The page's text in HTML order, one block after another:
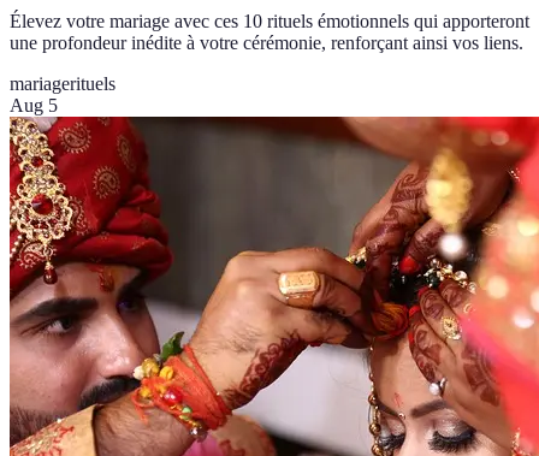
Élevez votre mariage avec ces 10 rituels émotionnels qui apporteront
une profondeur inédite à votre cérémonie, renforçant ainsi vos liens.
mariagerituels
Aug 5